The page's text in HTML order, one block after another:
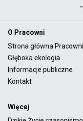
O Pracowni
Strona główna Pracowni
Głęboka ekologia
Informacje publiczne
Kontakt
Więcej